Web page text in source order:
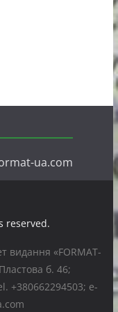
ua.com
reserved.
видання «FORMAT-
б. 46;
+380662294503; e-